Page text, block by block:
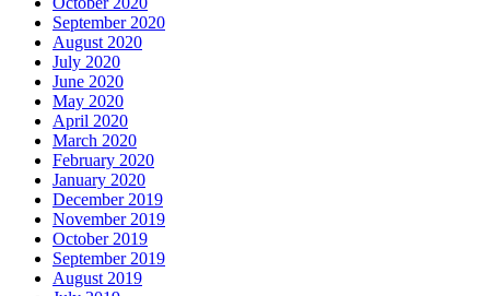
September 2020
August 2020
July 2020
June 2020
May 2020
April 2020
March 2020
February 2020
January 2020
December 2019
November 2019
October 2019
September 2019
August 2019